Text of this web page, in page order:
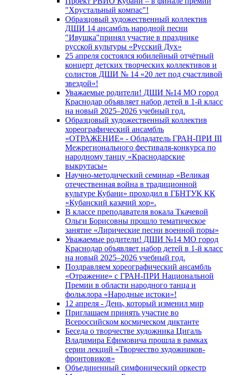
"Хрустальный компас"!
Образцовый художественный коллектив
ДШИ 14 ансамбль народной песни
"Ивушка"принял участие в празднике
русской культуры «Русский Дух»
25 апреля состоялся юбилейный отчётный
концерт детских творческих коллективов и
солистов ДШИ № 14 «20 лет под счастливой
звездой»!
Уважаемые родители! ДШИ №14 МО город
Краснодар объявляет набор детей в 1-й класс
на новый 2025–2026 учебный год.
Образцовый художественный коллектив
хореографический ансамбль
«ОТРАЖЕНИЕ» - Обладатель ГРАН-ПРИ III
Межрегионального фестиваля-конкурса по
народному танцу «Краснодарские
выкрутасы»
Научно-методический семинар «Великая
отечественная война в традиционной
культуре Кубани» проходил в ГБНТУК КК
«Кубанский казачий хор».
В классе преподавателя вокала Ткачевой
Ольги Борисовны прошло тематическое
занятие «Лирические песни военной поры»
Уважаемые родители! ДШИ №14 МО город
Краснодар объявляет набор детей в 1-й класс
на новый 2025–2026 учебный год.
Поздравляем хореографический ансамбль
«Отражение» с ГРАН-ПРИ Национальной
Премии в области народного танца и
фольклора «Народные истоки»!
12 апреля - День, который изменил мир
Приглашаем принять участие во
Всероссийском космическом диктанте
Беседа о творчестве художника Цигаль
Владимира Ефимовича прошла в рамках
серии лекций «Творчество художников-
фронтовиков»
Объединенный симфонический оркестр